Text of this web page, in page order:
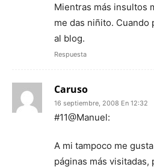
Mientras más insultos
me das niñito. Cuando
al blog.
Respuesta
Caruso
16 septiembre, 2008 En 12:32
#11@Manuel:
A mi tampoco me
páginas más